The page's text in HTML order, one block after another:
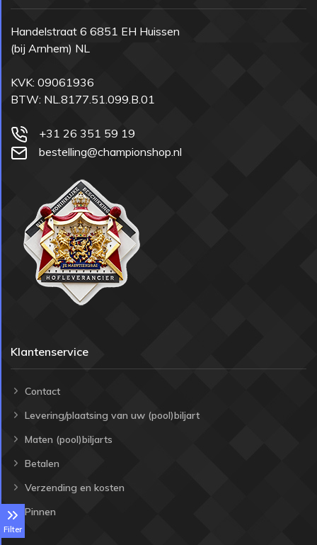
Filter
Handelstraat 6 6851 EH Huissen
(bij Arnhem) NL
KVK: 09061936
BTW: NL.8177.51.099.B.01
+31 26 351 59 19
bestelling@championshop.nl
Klantenservice
Contact
Levering/plaatsing van uw (pool)biljart
Maten (pool)biljarts
Betalen
Verzending en kosten
Pinnen